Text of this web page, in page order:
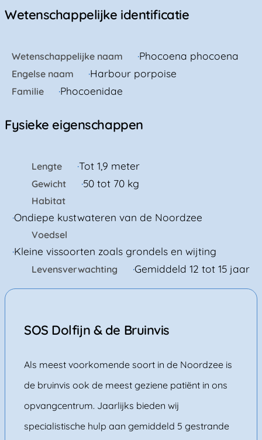
Wetenschappelijke identificatie
Wetenschappelijke naam Phocoena phocoena
Engelse naam Harbour porpoise
Familie Phocoenidae
Fysieke eigenschappen
Lengte Tot 1,9 meter
Gewicht 50 tot 70 kg
Habitat
Ondiepe kustwateren van de Noordzee
Voedsel
Kleine vissoorten zoals grondels en wijting
Levensverwachting Gemiddeld 12 tot 15 jaar
SOS Dolfijn & de Bruinvis
Als meest voorkomende soort in de Noordzee is
de bruinvis ook de meest geziene patiënt in ons
opvangcentrum. Jaarlijks bieden wij
specialistische hulp aan gemiddeld 5 gestrande